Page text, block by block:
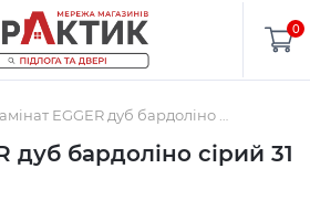
0
дуб бардоліно сірий 31